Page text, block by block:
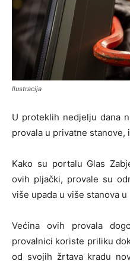
Ilustracija
U proteklih nedjelju dana
provala u privatne stanove,
Kako su portalu Glas
ovih pljački, provale su
više upada u više stanova
Većina ovih provala
provalnici koriste priliku
od svojih žrtava kradu